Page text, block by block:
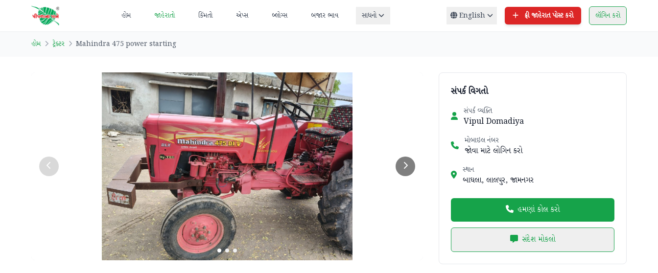
હોમ જાહેરાતો કિંમતો એપ્સ બ્લોગ્સ બજાર ભાવ સાધનો English ફ્રી જાહેરાત પોસ્ટ કરો લૉગિન કરો
હોમ ટ્રેક્ટર Mahindra 475 power starting
સંપર્ક વિગતો
સંપર્ક વ્યક્તિ
Vipul Domadiya
મોબાઇલ નંબર
જોવા માટે લોગિન કરો
સ્થાન
બાઘલા, લાલપુર, જામનગર
હમણાં કોલ કરો
સંદેશ મોકલો